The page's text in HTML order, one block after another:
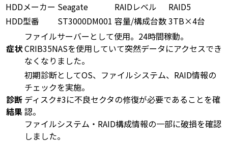
HDDメーカー Seagate RAIDレベル
RAID5
HDD型番
ST3000DM001 容量/構成台数3TB×4台
症状
ファイルサーバーとして使用。24時間稼動。
CRIB35NASを使用していて突然データにアクセスでき
なくなりました。
診断
結果
初期診断としてOS、ファイルシステム、RAID情報の
チェックを実施。
ディスク#3に不良セクタの修復が必要であることを確
認。
ファイルシステム・RAID構成情報の一部に破損を確認
しました。